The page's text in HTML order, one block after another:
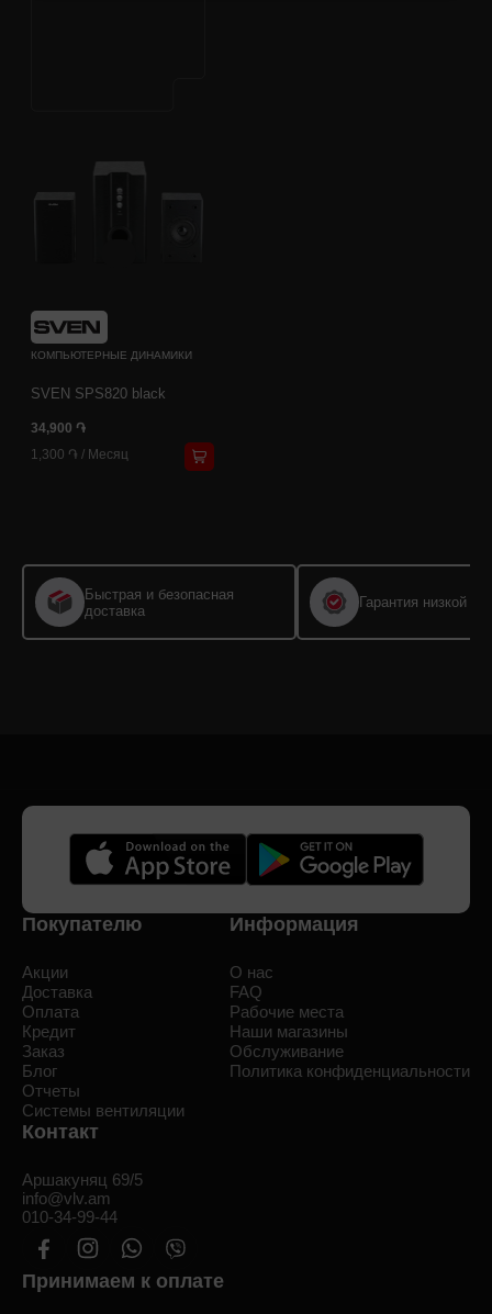
КОМПЬЮТЕРНЫЕ ДИНАМИКИ
SVEN SPS820 black
34,900 ֏
1,300 ֏ / Месяц
Быстрая и безопасная
доставка
Гарантия низкой
Покупателю
Акции
Доставка
Оплата
Кредит
Заказ
Блог
Отчеты
Системы вентиляции
Информация
О нас
FAQ
Рабочие места
Наши магазины
Обслуживание
Политика конфиденциальности
Контакт
Аршакуняц 69/5
info@vlv.am
010-34-99-44
Принимаем к оплате